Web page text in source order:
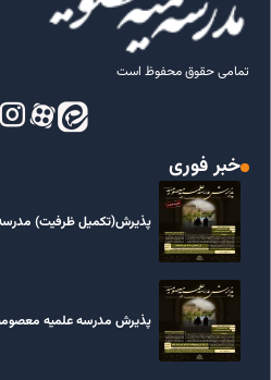
تمامی حقوق محفوظ است
خبر فوری
پذیرش(تکمیل ظرفیت)
پذیرش مدرسه علمیه